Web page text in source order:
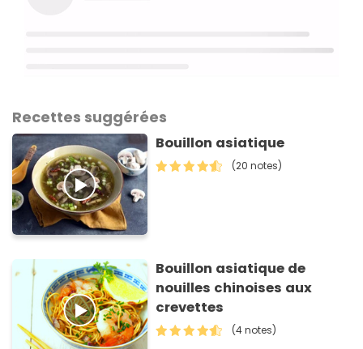
Recettes suggérées
Bouillon asiatique
(20 notes)
Bouillon asiatique de
nouilles chinoises aux
crevettes
(4 notes)